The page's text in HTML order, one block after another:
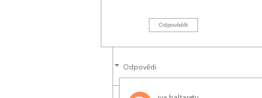
Odpovědět
Odpovědi